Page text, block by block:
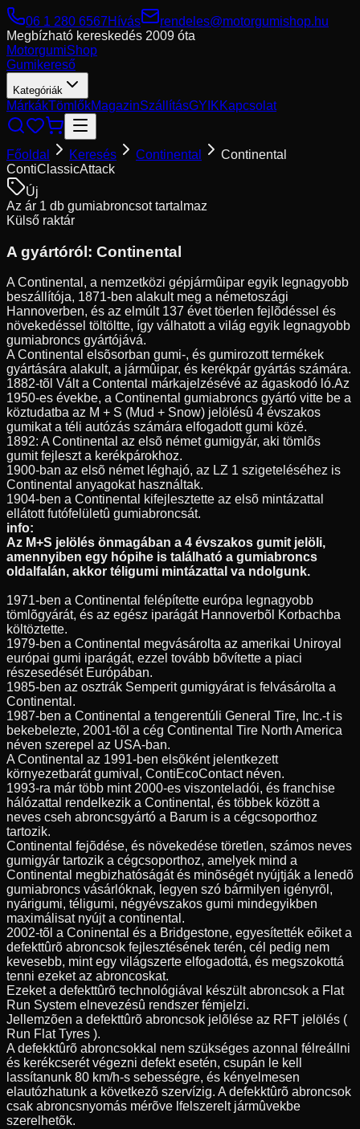
06 1 280 6567Hívás
rendeles@motorgumishop.hu
Megbízható kereskedés 2009 óta
MotorgumiShop
Gumikereső
Kategóriák
MárkákTömlőkMagazinSzállításGYIKKapcsolat
Főoldal Keresés Continental
Continental
ContiClassicAttack
Új
Az ár 1 db gumiabroncsot tartalmaz
Külső raktár
A gyártóról: Continental
A Continental, a nemzetközi gépjármûipar egyik legnagyobb
beszállítója, 1871-ben alakult meg a németoszági
Hannoverben, és az elmúlt 137 évet töerlen fejlõdéssel és
növekedéssel töltöltte, így válhatott a világ egyik legnagyobb
gumiabroncs gyártójává.
A Continental elsõsorban gumi-, és gumirozott termékek
gyártására alakult, a jármûipar, és kerékpár gyártás számára.
1882-tõl Vált a Contental márkajelzésévé az ágaskodó ló.Az
1950-es évekbe, a Continental gumiabroncs gyártó vitte be a
köztudatba az M + S (Mud + Snow) jelölésû 4 évszakos
gumikat a téli autózás számára elfogadott gumi közé.
1892: A Continental az elsõ német gumigyár, aki tömlõs
gumit fejleszt a kerékpárokhoz.
1900-ban az elsõ német léghajó, az LZ 1 szigeteléséhez is
Continental anyagokat használtak.
1904-ben a Continental kifejlesztette az elsõ mintázattal
ellátott futófelületû gumiabroncsát.
info:
Az M+S jelölés önmagában a 4 évszakos gumit jelöli,
amennyiben egy hópihe is található a gumiabroncs
oldalfalán, akkor téligumi mintázattal va ndolgunk.
1971-ben a Continental felépítette európa legnagyobb
tömlõgyárát, és az egész iparágát Hannoverbõl Korbachba
költöztette.
1979-ben a Continental megvásárolta az amerikai Uniroyal
európai gumi iparágát, ezzel tovább bõvítette a piaci
részesedését Európában.
1985-ben az osztrák Semperit gumigyárat is felvásárolta a
Continental.
1987-ben a Continental a tengerentúli General Tire, Inc.-t is
bekebelezte, 2001-tõl a cég Continental Tire North America
néven szerepel az USA-ban.
A Continental az 1991-ben elsõként jelentkezett
környezetbarát gumival, ContiEcoContact néven.
1993-ra már több mint 2000-es viszonteladói, és franchise
hálózattal rendelkezik a Continental, és többek között a
neves cseh abroncsgyártó a Barum is a cégcsoporthoz
tartozik.
Continental fejõdése, és növekedése töretlen, számos neves
gumigyár tartozik a cégcsoporthoz, amelyek mind a
Continental megbizhatóságát és minõségét nyújtják a lenedõ
gumiabroncs vásárlóknak, legyen szó bármilyen igényrõl,
nyárigumi, téligumi, négyévszakos gumi mindegyikben
maximálisat nyújt a continental.
2002-tõl a Coninental és a Bridgestone, egyesítették eõiket a
defekttûrõ abroncsok fejlesztésének terén, cél pedig nem
kevesebb, mint egy világszerte elfogadottá, és megszokottá
tenni ezeket az abroncoskat.
Ezeket a defekttûrõ technológiával készült abroncsok a Flat
Run System elnevezésû rendszer fémjelzi.
Jellemzõen a defekttûrõ abroncsok jelõlése az RFT jelölés (
Run Flat Tyres ).
A defekktûrõ abroncsokkal nem szükséges azonnal félreállni
és kerékcserét végezni defekt esetén, csupán le kell
lassítanunk 80 km/h-s sebességre, és kényelmesen
elautózhatunk a következõ szervízig. A defekktûrõ abroncsok
csak abroncsnyomás mérõve lfelszerelt jármûvekbe
szerelhetõk.